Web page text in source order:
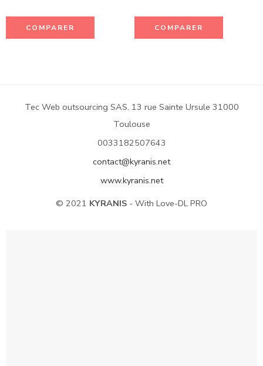
COMPARER COMPARER
Tec Web outsourcing SAS. 13 rue Sainte Ursule 31000
Toulouse
0033182507643
contact@kyranis.net
www.kyranis.net
© 2021 KYRANIS - With Love-DL PRO